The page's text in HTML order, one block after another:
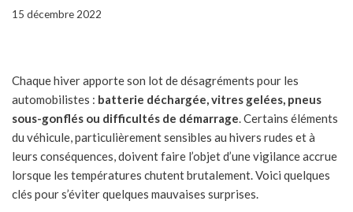
15 décembre 2022
Chaque hiver apporte son lot de désagréments pour les
automobilistes : batterie déchargée, vitres gelées, pneus
sous-gonflés ou difficultés de démarrage. Certains éléments
du véhicule, particulièrement sensibles au hivers rudes et à
leurs conséquences, doivent faire l’objet d’une vigilance accrue
lorsque les températures chutent brutalement. Voici quelques
clés pour s’éviter quelques mauvaises surprises.